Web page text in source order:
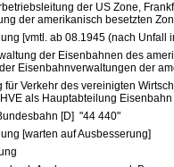
der US Zone,
der amerikanisch besetzten
[vmtl. ab 08.1945 (nach Unfall
der Eisenbahnen des
Eisenbahnverwaltungen der
für Verkehr des vereinigten
als Hauptabteilung
[D] "44 440"
[warten auf Ausbesserung]